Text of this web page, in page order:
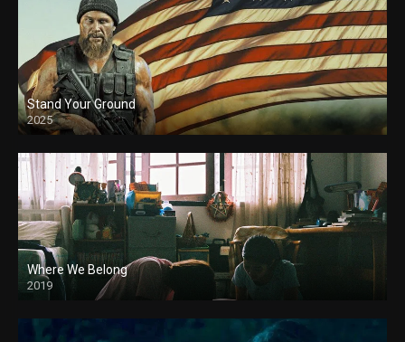
Stand Your Ground
2025
Where We Belong
2019